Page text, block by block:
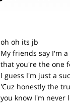
oh oh its jb
My friends say I'm
that you're the one
I guess I'm just a
'Cuz honestly the
you know I'm never